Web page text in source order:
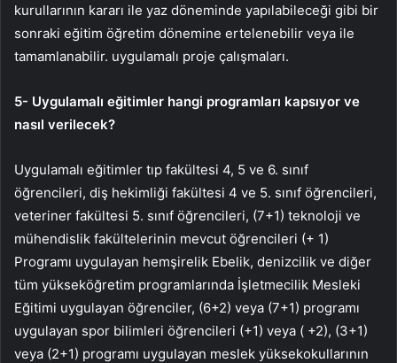
kurullarının kararı ile yaz döneminde yapılabileceği gibi bir
sonraki eğitim öğretim dönemine ertelenebilir veya ile
tamamlanabilir. uygulamalı proje çalışmaları.
5- Uygulamalı eğitimler hangi programları kapsıyor ve
nasıl verilecek?
Uygulamalı eğitimler tıp fakültesi 4, 5 ve 6. sınıf
öğrencileri, diş hekimliği fakültesi 4 ve 5. sınıf öğrencileri,
veteriner fakültesi 5. sınıf öğrencileri, (7+1) teknoloji ve
mühendislik fakültelerinin mevcut öğrencileri (+ 1)
Programı uygulayan hemşirelik Ebelik, denizcilik ve diğer
tüm yükseköğretim programlarında İşletmecilik Mesleki
Eğitimi uygulayan öğrenciler, (6+2) veya (7+1) programı
uygulayan spor bilimleri öğrencileri (+1) veya ( +2), (3+1)
veya (2+1) programı uygulayan meslek yüksekokullarının